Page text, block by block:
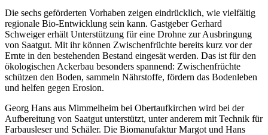
Die sechs geförderten Vorhaben zeigen eindrücklich, wie vielfältig
regionale Bio-Entwicklung sein kann. Gastgeber Gerhard
Schweiger erhält Unterstützung für eine Drohne zur Ausbringung
von Saatgut. Mit ihr können Zwischenfrüchte bereits kurz vor der
Ernte in den bestehenden Bestand eingesät werden. Das ist für den
ökologischen Ackerbau besonders spannend: Zwischenfrüchte
schützen den Boden, sammeln Nährstoffe, fördern das Bodenleben
und helfen gegen Erosion.
Georg Hans aus Mimmelheim bei Obertaufkirchen wird bei der
Aufbereitung von Saatgut unterstützt, unter anderem mit Technik für
Farbausleser und Schäler. Die Biomanufaktur Margot und Hans